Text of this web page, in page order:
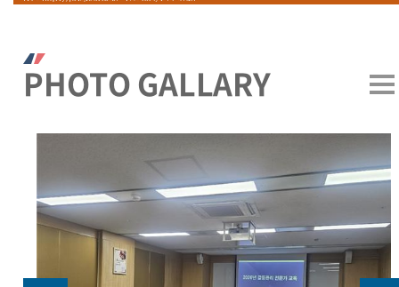
PHOTO GALLARY